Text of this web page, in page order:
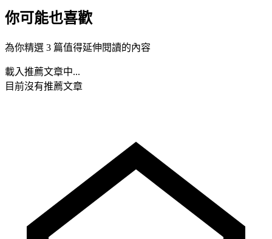
你可能也喜歡
為你精選 3 篇值得延伸閱讀的內容
載入推薦文章中...
目前沒有推薦文章